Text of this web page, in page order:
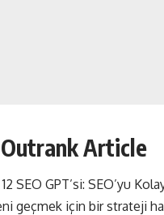
Outrank Article
geçmek için bir strateji